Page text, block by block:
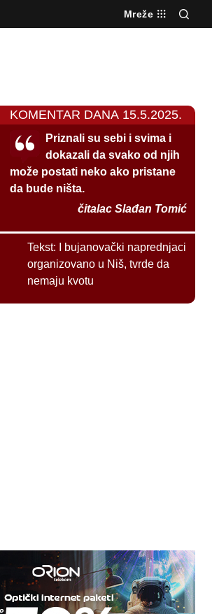
Mreže
KOMENTAR DANA 15.5.2025.
Priznali su sebi i svima i
dokazali da svako od njih
može postati neko ako pristane
da bude ništa.
čitalac Slađan Tomić
Tekst:
I bujanovački naprednjaci
organizovano u Niš, tvrde da
nemaju kvotu